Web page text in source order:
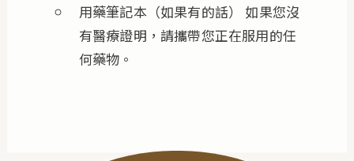
用藥筆記本（如果有的話） 如果您沒
有醫療證明，請攜帶您正在服用的任
何藥物。